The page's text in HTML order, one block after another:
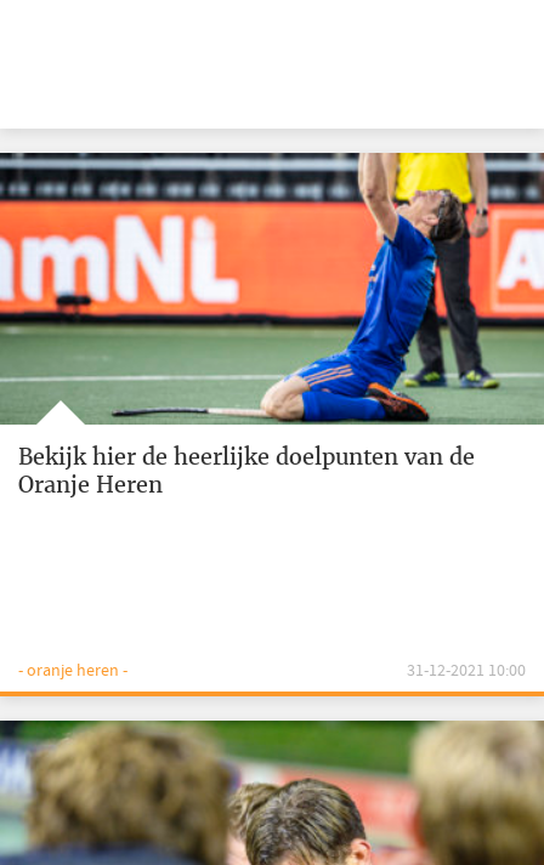
Bekijk hier de heerlijke doelpunten van de
Oranje Heren
- oranje heren - 31-12-2021 10:00